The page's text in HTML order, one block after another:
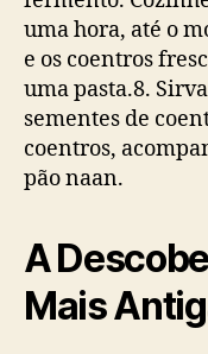
uma hora, até o
e os coentros
uma pasta.8.
sementes de
coentros,
pão naan.
A
Mais